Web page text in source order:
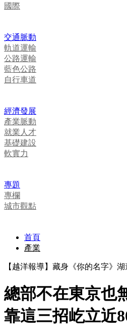
國際
交通脈動
軌道運輸
公路運輸
藍色公路
自行車道
經濟發展
產業脈動
就業人才
基礎建設
軟實力
專題
專欄
城市觀點
首頁
產業
【越洋報導】藏身《你的名字》
總部不在東京也
靠這三招屹立近